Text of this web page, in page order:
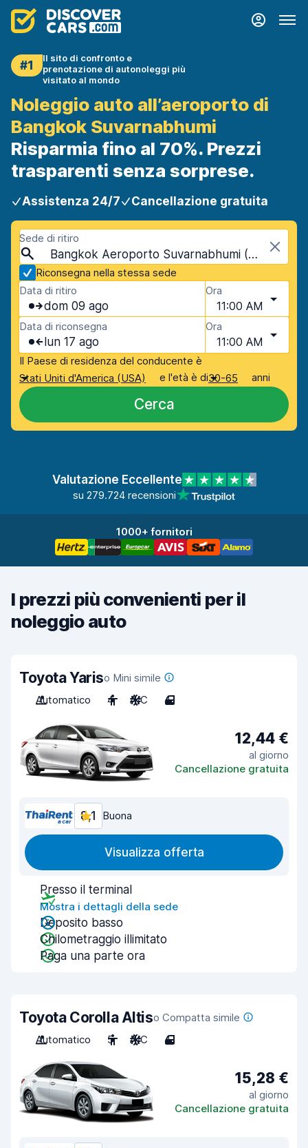
#1
Il sito di confronto e
prenotazione di autonoleggi più
visitato al mondo
Noleggio auto all’aeroporto di
Bangkok Suvarnabhumi
Risparmia fino al 70%. Prezzi
trasparenti senza sorprese.
Assistenza 24/7 Cancellazione gratuita
Sede di ritiro
Bangkok Aeroporto Suvarnabhumi (BKK), Bangkok, Thailandia
Riconsegna nella stessa sede
Data di ritiro
dom 09 ago
Ora
11:00 AM
Data di riconsegna
lun 17 ago
Ora
11:00 AM
Il Paese di residenza del conducente è
Stati Uniti d'America (USA)
e l'età è di30-65 anni
Cerca
Valutazione Eccellente
su 279.724 recensioni
1000+ fornitori
I prezzi più convenienti per il
noleggio auto
Toyota Yariso Mini simile
Automatico
4 A/C 4
12,44 €
al giorno
Cancellazione gratuita
8,1 Buona
Visualizza offerta
Presso il terminal
Mostra i dettagli della sede
Deposito basso
Chilometraggio illimitato
Paga una parte ora
Toyota Corolla Altiso Compatta simile
Automatico
5 A/C 4
15,28 €
al giorno
Cancellazione gratuita